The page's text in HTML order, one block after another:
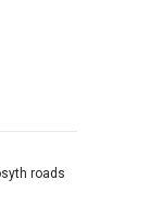
roads